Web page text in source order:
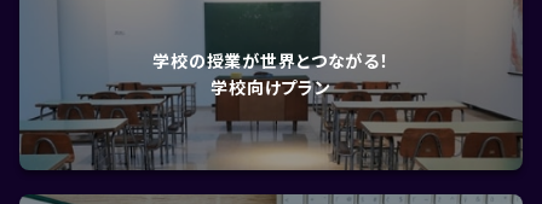
学校の授業が世界とつながる！
学校向けプラン